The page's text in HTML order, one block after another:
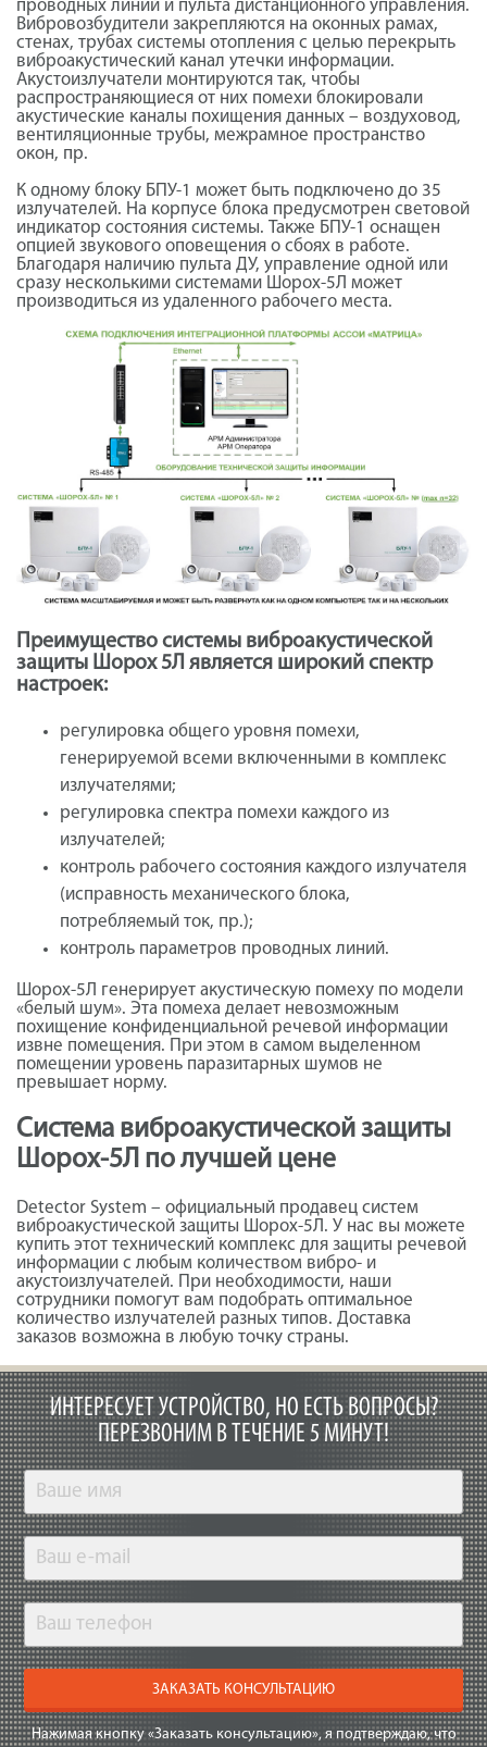
проводных линий и пульта дистанционного управления.
Вибровозбудители закрепляются на оконных рамах,
стенах, трубах системы отопления с целью перекрыть
виброакустический канал утечки информации.
Акустоизлучатели монтируются так, чтобы
распространяющиеся от них помехи блокировали
акустические каналы похищения данных – воздуховод,
вентиляционные трубы, межрамное пространство
окон, пр.
К одному блоку БПУ-1 может быть подключено до 35
излучателей. На корпусе блока предусмотрен световой
индикатор состояния системы. Также БПУ-1 оснащен
опцией звукового оповещения о сбоях в работе.
Благодаря наличию пульта ДУ, управление одной или
сразу несколькими системами Шорох-5Л может
производиться из удаленного рабочего места.
Преимущество системы виброакустической
защиты Шорох 5Л является широкий спектр
настроек:
регулировка общего уровня помехи,
генерируемой всеми включенными в комплекс
излучателями;
регулировка спектра помехи каждого из
излучателей;
контроль рабочего состояния каждого излучателя
(исправность механического блока,
потребляемый ток, пр.);
контроль параметров проводных линий.
Шорох-5Л генерирует акустическую помеху по модели
«белый шум». Эта помеха делает невозможным
похищение конфиденциальной речевой информации
извне помещения. При этом в самом выделенном
помещении уровень паразитарных шумов не
превышает норму.
Система виброакустической защиты
Шорох-5Л по лучшей цене
Detector System – официальный продавец систем
виброакустической защиты Шорох-5Л. У нас вы можете
купить этот технический комплекс для защиты речевой
информации с любым количеством вибро- и
акустоизлучателей. При необходимости, наши
сотрудники помогут вам подобрать оптимальное
количество излучателей разных типов. Доставка
заказов возможна в любую точку страны.
ИНТЕРЕСУЕТ УСТРОЙСТВО, НО ЕСТЬ ВОПРОСЫ?
ПЕРЕЗВОНИМ В ТЕЧЕНИЕ 5 МИНУТ!
ЗАКАЗАТЬ КОНСУЛЬТАЦИЮ
Нажимая кнопку «Заказать консультацию», я подтверждаю, что